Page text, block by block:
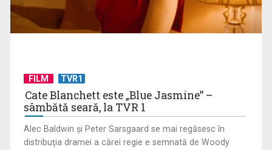
România, pe primul loc în clasamentul mondial al consumului
de alcool, ...
FILM TVR1
Cate Blanchett este „Blue Jasmine” –
sâmbătă seară, la TVR 1
Alec Baldwin şi Peter Sarsgaard se mai regăsesc în
distribuţia dramei a cărei regie e semnată de Woody